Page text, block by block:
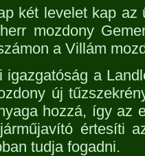
két levelet kap az
mozdony
a Villám
igazgatóság a
új
hozzá, így az
értesíti
tudja fogadni.